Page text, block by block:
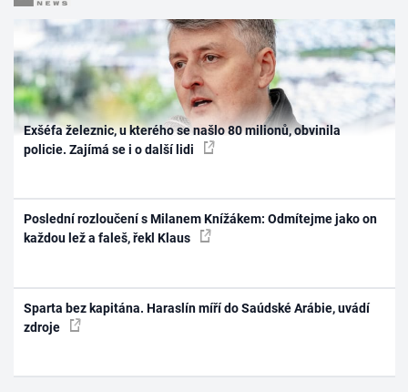
Exšéfa železnic, u kterého se našlo 80 milionů, obvinila
policie. Zajímá se i o další lidi
Poslední rozloučení s Milanem Knížákem: Odmítejme jako on
každou lež a faleš, řekl Klaus
Sparta bez kapitána. Haraslín míří do Saúdské Arábie, uvádí
zdroje